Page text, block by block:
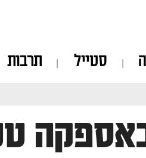
סטייל תרבות